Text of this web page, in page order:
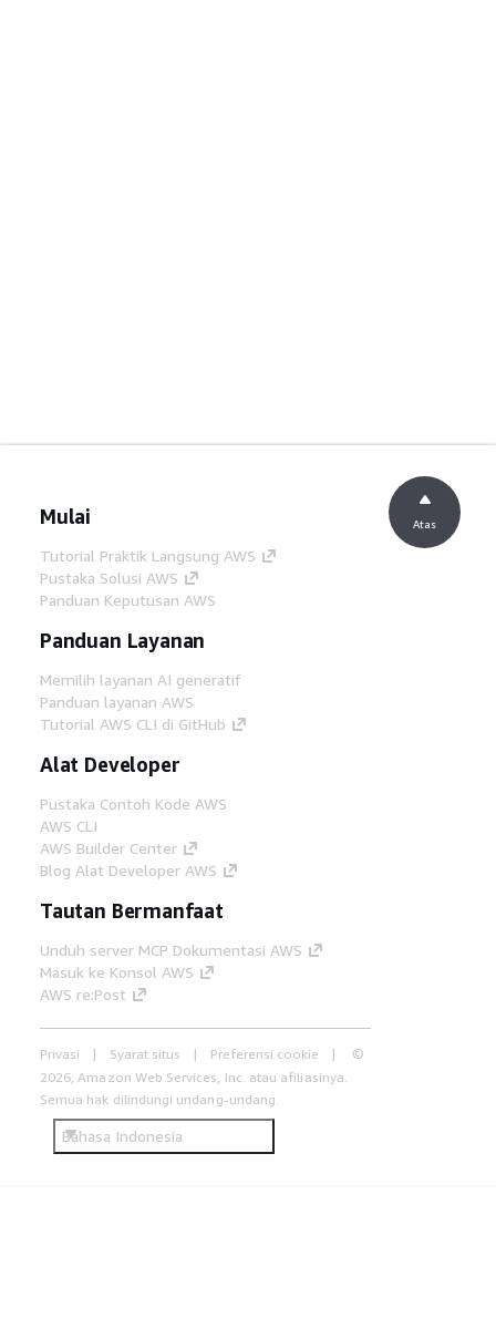
Mulai
Tutorial Praktik Langsung AWS
Pustaka Solusi AWS
Panduan Keputusan AWS
Panduan Layanan
Memilih layanan AI generatif
Panduan layanan AWS
Tutorial AWS CLI di GitHub
Alat Developer
Pustaka Contoh Kode AWS
AWS CLI
AWS Builder Center
Blog Alat Developer AWS
Tautan Bermanfaat
Unduh server MCP Dokumentasi AWS
Masuk ke Konsol AWS
AWS re:Post
Privasi Syarat situs Preferensi cookie
©
2026, Amazon Web Services, Inc. atau afiliasinya.
Semua hak dilindungi undang-undang.
Bahasa Indonesia
Atas